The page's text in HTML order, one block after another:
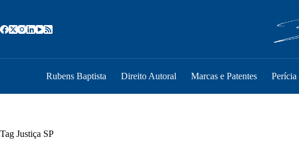
o
conteúdo
Rubens Baptista Direito Autoral Marcas e Patentes Perícia
Tag Justiça SP